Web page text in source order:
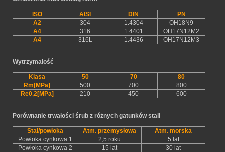
ISO AISI DIN
PN
A2
304 1.4304
OH18N9
A4
316 1.4401
OH17N12M2
A4
316L 1.4436 OH17N12M3
Wytrzymałość
Klasa 50 70
80
Rm[MPa]
500 700
800
Re0,2[MPa]
210 450 600
Porównanie trwałości śrub z różnych gatunków stali
Stal/powłoka Atm. przemysłowa
Atm. morska
Powłoka cynkowa 1
2,5 roku
5 lat
Powłoka cynkowa 2
15 lat
30 lat